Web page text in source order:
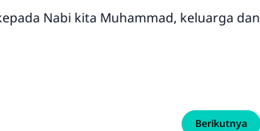
Nabi kita Muhammad, keluarga dan
Berikutnya